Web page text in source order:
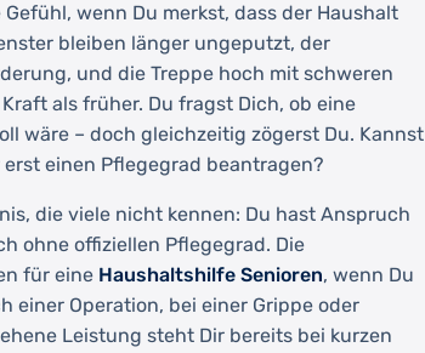
wenn Du merkst, dass der Haushalt
bleiben länger ungeputzt, der
und die Treppe hoch mit schweren
als früher. Du fragst Dich, ob eine
wäre – doch gleichzeitig zögerst Du. Kannst
einen Pflegegrad beantragen?
die viele nicht kennen: Du hast Anspruch
ohne offiziellen Pflegegrad. Die
für eine Haushaltshilfe Senioren, wenn Du
einer Operation, bei einer Grippe oder
Leistung steht Dir bereits bei kurzen